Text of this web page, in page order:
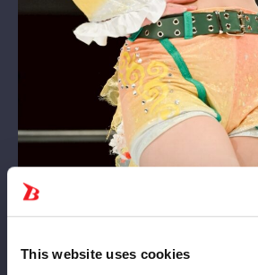
This website uses cookies
していた金屋あんねが今大会から復帰。8